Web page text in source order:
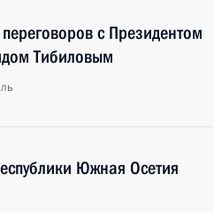
с Президентом
Тибиловым
Южная Осетия